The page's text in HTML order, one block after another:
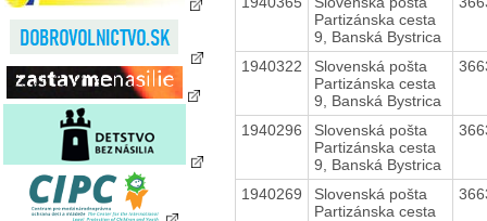
Partizánska cesta
9, Banská Bystrica
1940322
Slovenská pošta
Partizánska cesta
9, Banská Bystrica
1940296
Slovenská pošta
Partizánska cesta
9, Banská Bystrica
1940269
Slovenská pošta
Partizánska cesta